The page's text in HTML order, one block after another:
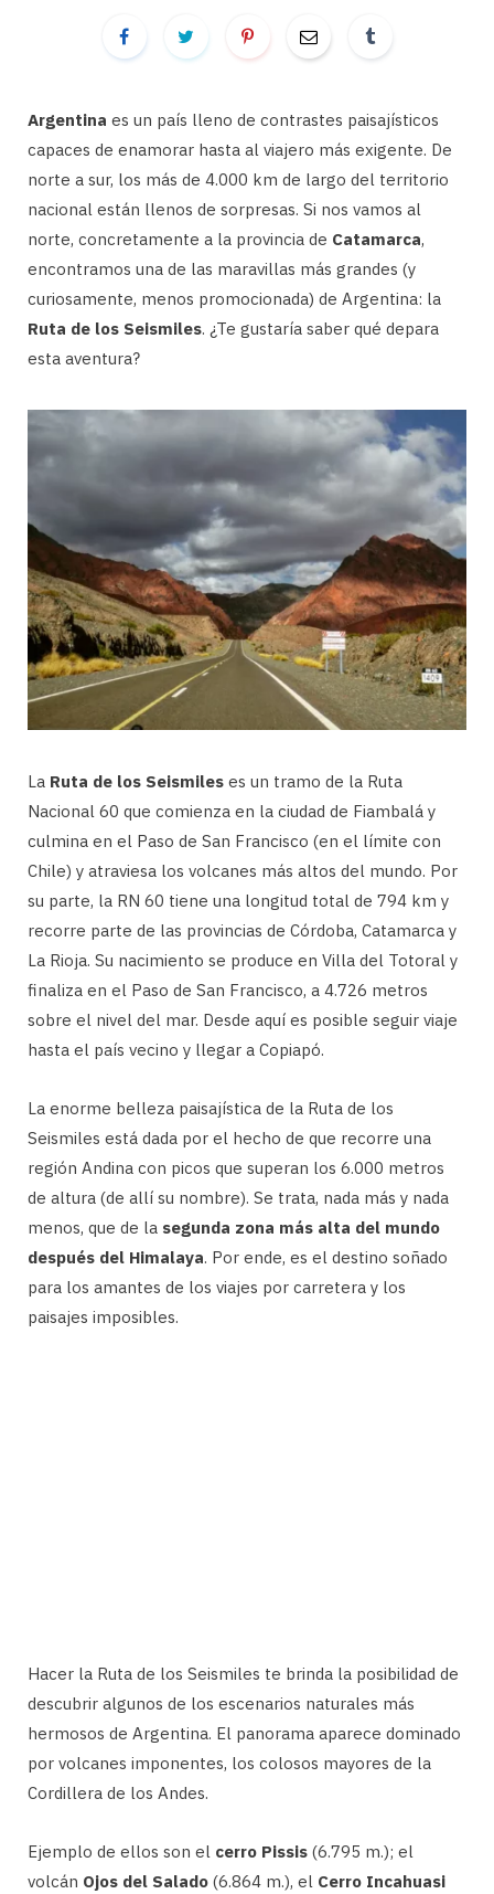
Argentina es un país lleno de contrastes paisajísticos
capaces de enamorar hasta al viajero más exigente. De
norte a sur, los más de 4.000 km de largo del territorio
nacional están llenos de sorpresas. Si nos vamos al
norte, concretamente a la provincia de Catamarca,
encontramos una de las maravillas más grandes (y
curiosamente, menos promocionada) de Argentina: la
Ruta de los Seismiles. ¿Te gustaría saber qué depara
esta aventura?
La Ruta de los Seismiles es un tramo de la Ruta
Nacional 60 que comienza en la ciudad de Fiambalá y
culmina en el Paso de San Francisco (en el límite con
Chile) y atraviesa los volcanes más altos del mundo. Por
su parte, la RN 60 tiene una longitud total de 794 km y
recorre parte de las provincias de Córdoba, Catamarca y
La Rioja. Su nacimiento se produce en Villa del Totoral y
finaliza en el Paso de San Francisco, a 4.726 metros
sobre el nivel del mar. Desde aquí es posible seguir viaje
hasta el país vecino y llegar a Copiapó.
La enorme belleza paisajística de la Ruta de los
Seismiles está dada por el hecho de que recorre una
región Andina con picos que superan los 6.000 metros
de altura (de allí su nombre). Se trata, nada más y nada
menos, que de la segunda zona más alta del mundo
después del Himalaya. Por ende, es el destino soñado
para los amantes de los viajes por carretera y los
paisajes imposibles.
Hacer la Ruta de los Seismiles te brinda la posibilidad de
descubrir algunos de los escenarios naturales más
hermosos de Argentina. El panorama aparece dominado
por volcanes imponentes, los colosos mayores de la
Cordillera de los Andes.
Ejemplo de ellos son el cerro Pissis (6.795 m.); el
volcán Ojos del Salado (6.864 m.), el Cerro Incahuasi